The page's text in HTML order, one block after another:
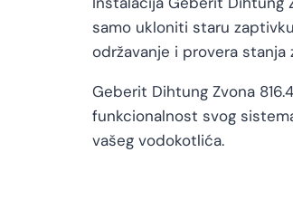
samo ukloniti staru
održavanje i provera
Geberit Dihtung Zvona
funkcionalnost svog
vašeg vodokotlića.